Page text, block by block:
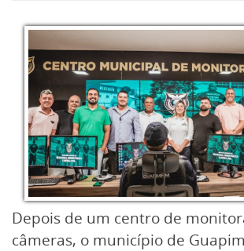
Depois de um centro de
câmeras, o município de